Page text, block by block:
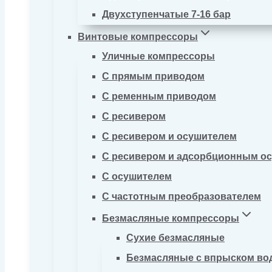
Двухступенчатые 7-16 бар
Винтовые компрессоры
Уличные компрессоры
С прямым приводом
С ременным приводом
С ресивером
С ресивером и осушителем
С ресивером и адсорбционным
С осушителем
С частотным преобразователем
Безмасляные компрессоры
Сухие безмасляные
Безмасляные с впрыском